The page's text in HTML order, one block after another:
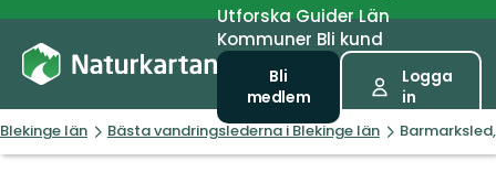
UtforskaGuiderLän
Kommuner Bli kund
Bli
medlem
Logga
in
Blekinge län Bästa vandringslederna i Blekinge län